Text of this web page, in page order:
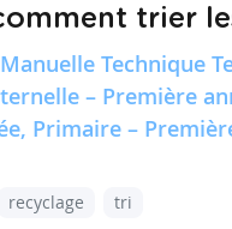
trier
Technique
– Première
Primaire –
recyclage tri